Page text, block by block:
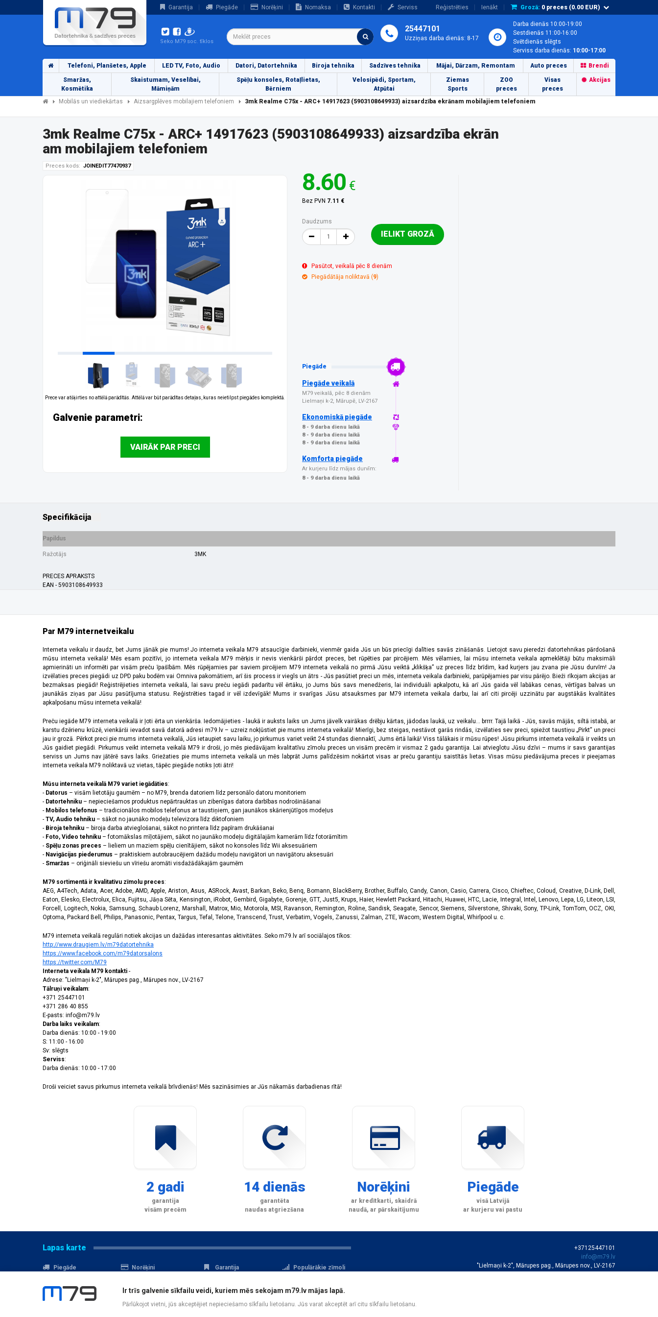
Garantija Piegāde Norēķini Nomaksa Kontakti Serviss Reģistrēties Ienākt Grozā: 0 preces (0.00 EUR)
Seko M79 soc. tīklos
25447101
Uzziņas darba dienās: 8-17
Darba dienās 10:00-19:00
Sestdienās 11:00-16:00
Svētdienās slēgts
Serviss darba dienās: 10:00-17:00
Telefoni, Planšetes, Apple LED TV, Foto, Audio Datori, Datortehnika Biroja tehnika Sadzīves tehnika Mājai, Dārzam, Remontam Auto preces Brendi
Smaržas,
Kosmētika
Skaistumam, Veselībai,
Māmiņām
Spēļu konsoles, Rotaļlietas,
Bērniem
Velosipēdi, Sportam,
Atpūtai
Ziemas
Sports
ZOO
preces
Visas
preces
Akcijas
Mobilās un viediekārtas Aizsargplēves mobilajiem telefoniem 3mk Realme C75x - ARC+ 14917623 (5903108649933) aizsardzība ekrānam mobilajiem telefoniem
3mk Realme C75x - ARC+ 14917623 (5903108649933) aizsardzība ekrān
am mobilajiem telefoniem
Preces kods: JOINEDIT77470937
Prece var atšķirties no attēlā parādītās. Attēlā var būt parādītas detaļas, kuras neietilpst piegādes komplektā.
Galvenie parametri:
VAIRĀK PAR PRECI
8.60 €
Bez PVN 7.11 €
Daudzums
IELIKT GROZĀ
Pasūtot, veikalā pēc 8 dienām
Piegādātāja noliktavā (9)
Piegāde
Piegāde veikalā
M79 veikalā, pēc 8 dienām
Lielmaņi k-2, Mārupē, LV-2167
Ekonomiskā piegāde
8 - 9 darba dienu laikā
8 - 9 darba dienu laikā
8 - 9 darba dienu laikā
Komforta piegāde
Ar kurjeru līdz mājas durvīm:
8 - 9 darba dienu laikā
Specifikācija
Papildus
Ražotājs 3MK
PRECES APRAKSTS
EAN - 5903108649933
Par M79 internetveikalu
Interneta veikalu ir daudz, bet Jums jānāk pie mums! Jo interneta veikala M79 atsaucīgie darbinieki, vienmēr gaida Jūs un būs priecīgi dalīties savās zināšanās. Lietojot savu pieredzi datortehnikas pārdošanā
mūsu interneta veikalā! Mēs esam pozitīvi, jo interneta veikala M79 mērķis ir nevis vienkārši pārdot preces, bet rūpēties par pircējiem. Mēs vēlamies, lai mūsu interneta veikala apmeklētāji būtu maksimāli
apmierināti un informēti par visām preču īpašībām. Mēs rūpējamies par saviem pircējiem M79 interneta veikalā no pirmā Jūsu veiktā „klikšķa” uz preces līdz brīdim, kad kurjers jau zvana pie Jūsu durvīm! Ja
izvēlaties preces piegādi uz DPD paku bodēm vai Omniva pakomātiem, arī šis process ir viegls un ātrs - Jūs pasūtiet preci un mēs, interneta veikala darbinieki, parūpējamies par visu pārējo. Bieži rīkojam akcijas ar
bezmaksas piegādi! Reģistrējieties interneta veikalā, lai savu preču iegādi padarītu vēl ērtāku, jo Jums būs savs menedžeris, lai individuāli apkalpotu, kā arī Jūs gaida vēl labākas cenas, vērtīgas balvas un
jaunākās ziņas par Jūsu pasūtījuma statusu. Reģistrēties tagad ir vēl izdevīgāk! Mums ir svarīgas Jūsu atsauksmes par M79 interneta veikala darbu, lai arī citi pircēji uzzinātu par augstākās kvalitātes
apkalpošanu mūsu interneta veikalā!
Preču iegāde M79 interneta veikalā ir ļoti ērta un vienkārša. Iedomājieties - laukā ir auksts laiks un Jums jāvelk vairākas drēbju kārtas, jādodas laukā, uz veikalu... brrrr. Tajā laikā - Jūs, savās mājās, siltā istabā, ar
karstu dzērienu krūzē, vienkārši ievadot savā datorā adresi m79.lv – uzreiz nokļūstiet pie mums interneta veikalā! Mierīgi, bez steigas, nestāvot garās rindās, izvēlaties sev preci, spiežot taustiņu „Pirkt” un preci
jau ir grozā. Pērkot preci pie mums interneta veikalā, Jūs ietaupiet savu laiku, jo pirkumus variet veikt 24 stundas diennaktī, Jums ērtā laikā! Viss tālākais ir mūsu rūpes! Jūsu pirkums interneta veikalā ir veikts un
Jūs gaidiet piegādi. Pirkumus veikt interneta veikalā M79 ir droši, jo mēs piedāvājam kvalitatīvu zīmolu preces un visām precēm ir vismaz 2 gadu garantija. Lai atvieglotu Jūsu dzīvi – mums ir savs garantijas
serviss un Jums nav jātērē savs laiks. Griežaties pie mums interneta veikalā un mēs labprāt Jums palīdzēsim nokārtot visas ar preču garantiju saistītās lietas. Visas mūsu piedāvājuma preces ir pieejamas
interneta veikala M79 noliktavā uz vietas, tāpēc piegāde notiks ļoti ātri!
Mūsu interneta veikalā M79 variet iegādāties:
- Datorus – visām lietotāju gaumēm – no M79, brenda datoriem līdz personālo datoru monitoriem
- Datortehniku – nepieciešamos produktus nepārtrauktas un zibenīgas datora darbības nodrošināšanai
- Mobilos telefonus – tradicionālos mobilos telefonus ar taustiņiem, gan jaunākos skārienjūtīgos modeļus
- TV, Audio tehniku – sākot no jaunāko modeļu televizora līdz diktofoniem
- Biroja tehniku – biroja darba atvieglošanai, sākot no printera līdz papīram drukāšanai
- Foto, Video tehniku – fotomākslas mīļotājiem, sākot no jaunāko modeļu digitālajām kamerām līdz fotorāmītim
- Spēļu zonas preces – lieliem un maziem spēļu cienītājiem, sākot no konsoles līdz Wii aksesuāriem
- Navigācijas piederumus – praktiskiem autobraucējiem dažādu modeļu navigātori un navigātoru aksesuāri
- Smaržas – oriģināli sieviešu un vīriešu aromāti visdažādākajām gaumēm
M79 sortimentā ir kvalitatīvu zīmolu preces:
AEG, A4Tech, Adata, Acer, Adobe, AMD, Apple, Ariston, Asus, ASRock, Avast, Barkan, Beko, Benq, Bomann, BlackBerry, Brother, Buffalo, Candy, Canon, Casio, Carrera, Cisco, Chieftec, Coloud, Creative, D-Link, Dell,
Eaton, Elesko, Electrolux, Elica, Fujitsu, Jāņa Sēta, Kensington, iRobot, Gembird, Gigabyte, Gorenje, GTT, Just5, Krups, Haier, Hewlett Packard, Hitachi, Huawei, HTC, Lacie, Integral, Intel, Lenovo, Lepa, LG, Liteon, LSI,
Forcell, Logitech, Nokia, Samsung, Schaub Lorenz, Marshall, Matrox, Mio, Motorola, MSI, Ravanson, Remington, Roline, Sandisk, Seagate, Sencor, Siemens, Silverstone, Shivaki, Sony, TP-Link, TomTom, OCZ, OKI,
Optoma, Packard Bell, Philips, Panasonic, Pentax, Targus, Tefal, Telone, Transcend, Trust, Verbatim, Vogels, Zanussi, Zalman, ZTE, Wacom, Western Digital, Whirlpool u. c.
M79 interneta veikalā regulāri notiek akcijas un dažādas interesantas aktivitātes. Seko m79.lv arī sociālajos tīkos:
http://www.draugiem.lv/m79datortehnika
https://www.facebook.com/m79datorsalons
https://twitter.com/M79
Interneta veikala M79 kontakti -
Adrese: "Lielmaņi k-2", Mārupes pag., Mārupes nov., LV-2167
Tālruņi veikalam:
+371 25447101
+371 286 40 855
E-pasts: info@m79.lv
Darba laiks veikalam:
Darba dienās: 10:00 - 19:00
S: 11:00 - 16:00
Sv: slēgts
Serviss:
Darba dienās: 10:00 - 17:00
Droši veiciet savus pirkumus interneta veikalā brīvdienās! Mēs sazināsimies ar Jūs nākamās darbadienas rītā!
2 gadi
garantija
visām precēm
14 dienās
garantēta
naudas atgriezšana
Norēķini
ar kredītkarti, skaidrā
naudā, ar pārskaitījumu
Piegāde
visā Latvijā
ar kurjeru vai pastu
Lapas karte
Piegāde
Norēķini
Akcijas
Serviss
Garantija
Populārākie zīmoli
Datu aizsardzība
Reģistrācija
+37125447101
info@m79.lv
"Lielmaņi k-2", Mārupes pag., Mārupes nov., LV-2167
Ir trīs galvenie sīkfailu veidi, kuriem mēs sekojam m79.lv mājas lapā.
Pārlūkojot vietni, jūs akceptējiet nepieciešamo sīkfailu lietošanu. Jūs varat akceptēt arī citu sīkfailu lietošanu.